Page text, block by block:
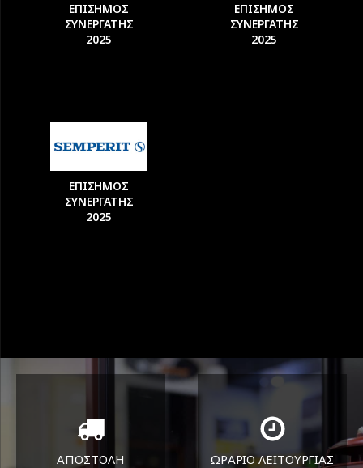
ΕΠΙΣΗΜΟΣ
ΣΥΝΕΡΓΑΤΗΣ
2025
ΕΠΙΣΗΜΟΣ
ΣΥΝΕΡΓΑΤΗΣ
2025
ΕΠΙΣΗΜΟΣ
ΣΥΝΕΡΓΑΤΗΣ
2025
ΑΠΟΣΤΟΛΗ
ΩΡΑΡΙΟ ΛΕΙΤΟΥΡΓΙΑΣ